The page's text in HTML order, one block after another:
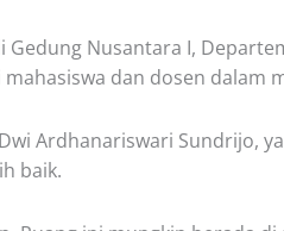
Nusantara I,
dan dosen dalam
Ardhanariswari Sundrijo,
baik.